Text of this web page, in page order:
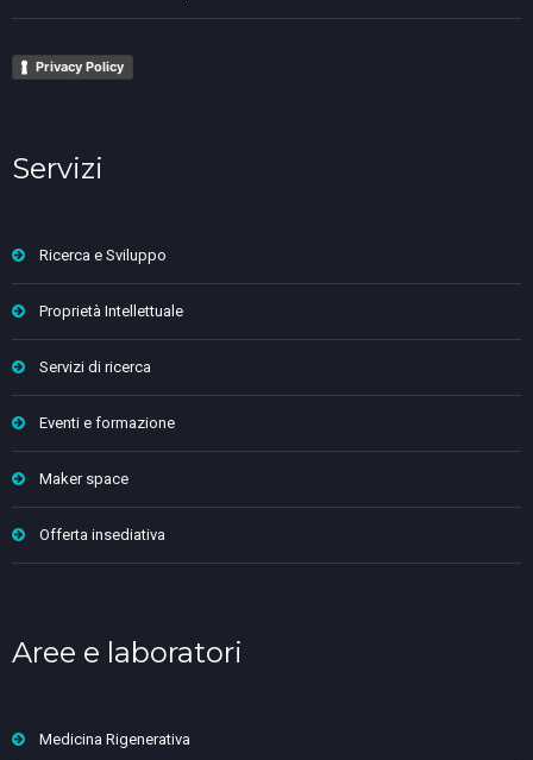
Privacy Policy
Servizi
Ricerca e Sviluppo
Proprietà Intellettuale
Servizi di ricerca
Eventi e formazione
Maker space
Offerta insediativa
Aree e laboratori
Medicina Rigenerativa